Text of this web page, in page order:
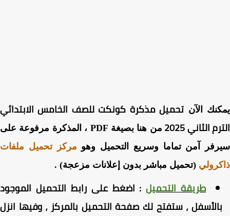
الآنتحميل مذكرة كونكت للصف الخامس الابتدائي
الثاني 2025
من هنا بصيغة PDF ، المذكرة مرفوعة على
آمن تماما وسريع التحميل وهومركز تحميل ملفات
(تحميل مباشر بدون إعلانات مزعجة) .
طريقة التحميل: اضغطعلى رابط التحميل الموجود
، ستفتح لك صفحة التحميل بالمركز ، وفيها انزل